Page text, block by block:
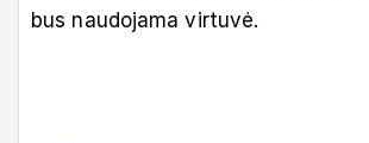
bus naudojama virtuvė.